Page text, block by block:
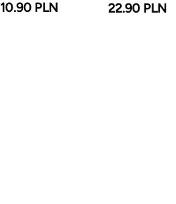
10.90 PLN 22.90 PLN